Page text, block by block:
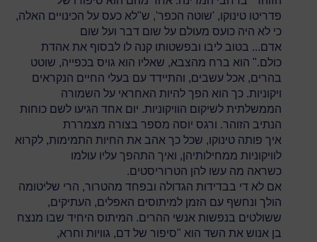
פדריטו טינוקו, 'שוטה הכפר', ש"לא כעס על הכינויים האלה,
כי לא היה כועס מעולם על שום דבר ועל שום
אדם... בטוב ליבו ובפשטותו קנה לו לבסוף את אהדת
כולם." הוא ברח מהצבא, שאליו הוא גויס בכפייה, שוטט
בהרים, אכל עשבים, והתיידד עם בעלי החיים הנקראים
ויקוניות. כך הוא הפך להיות האחראי על השמורה
הממשלתית לשיקום הוויקוניות. יום אחד הגיעו לשם כוחות
הנתיב הזוהר. ורגס יוסה מספר בצורה מצמררת
איך פותה טינוקו, שכל כך אהב את החיות התמימות, לקרוא
לוויקוניות ממחילותיהן, ואיך התהפך עליו עולמו
כשראה מה עשו להן הטרוריסטים.
אם לא די בבדידות הגדולה ובפחד מהטרור, הרי שליטומה
הולך ונחשף עם הזמן למיתוסים האפלים, העתיקים,
ששולטים בנפשות אנשי ההרים. המיתוס היחיד שבו מנצח
בן אנוש את השד הוא "סיפור של דם, גוויות וחרא,